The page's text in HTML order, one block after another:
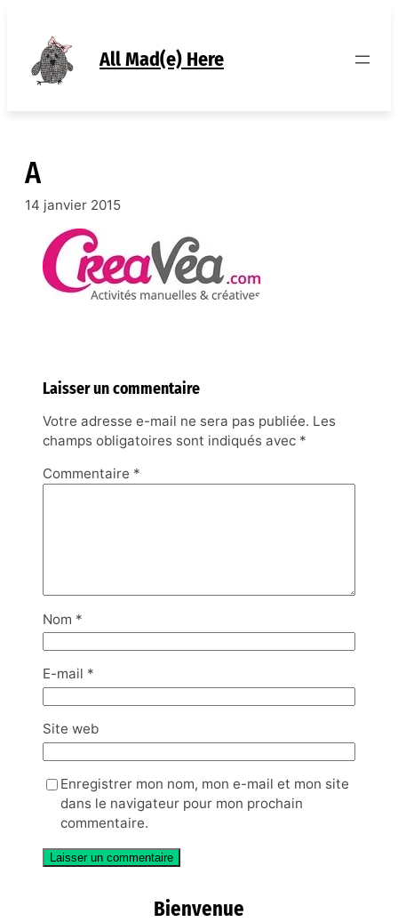
contenu
All Mad(e) Here
A
14 janvier 2015
Laisser un commentaire
Votre adresse e-mail ne sera pas publiée. Les
champs obligatoires sont indiqués avec *
Commentaire *
Nom *
E-mail *
Site web
Enregistrer mon nom, mon e-mail et mon site
dans le navigateur pour mon prochain
commentaire.
Bienvenue